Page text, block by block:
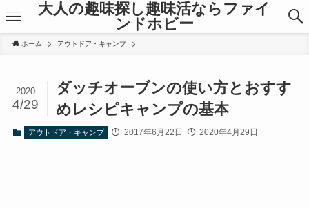
大人の趣味探し趣味活ならファイ
ンドホビー
ホーム アウトドア・キャンプ
ダッチオーブンの使い方とおすす
めレシピキャンプの基本
2020
4/29
アウトドア・キャンプ 2017年6月22日 2020年4月29日